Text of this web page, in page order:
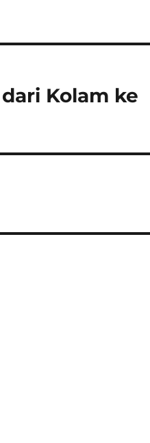
Kolam ke